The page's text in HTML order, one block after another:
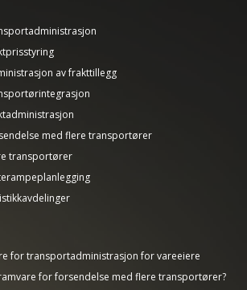
av frakttillegg
med flere transportører
transportører
for transportadministrasjon for vareeiere
for forsendelse med flere transportører?